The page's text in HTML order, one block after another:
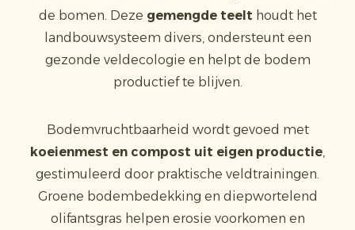
de bomen. Deze gemengde teelt houdt het
landbouwsysteem divers, ondersteunt een
gezonde veldecologie en helpt de bodem
productief te blijven.
Bodemvruchtbaarheid wordt gevoed met
koeienmest en compost uit eigen productie,
gestimuleerd door praktische veldtrainingen.
Groene bodembedekking en diepwortelend
olifantsgras helpen erosie voorkomen en